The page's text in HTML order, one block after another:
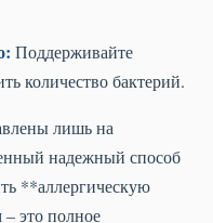
Поддерживайте
количество бактерий.
лишь на
надежный способ
**аллергическую
это полное